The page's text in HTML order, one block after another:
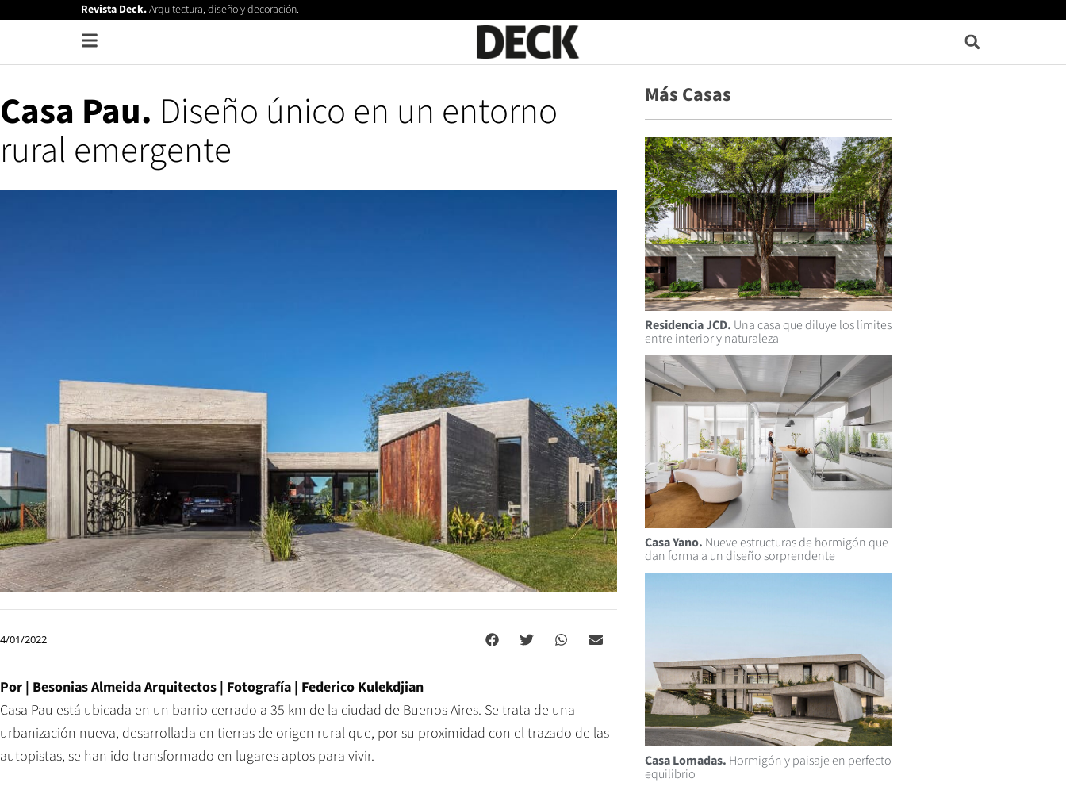
Revista Deck.Arquitectura, diseño y decoración.
Casa Pau. Diseño único en un entorno
rural emergente
4/01/2022
Por | Besonias Almeida Arquitectos | Fotografía | Federico Kulekdjian
Casa Pau está ubicada en un barrio cerrado a 35 km de la ciudad de Buenos Aires. Se trata de una
urbanización nueva, desarrollada en tierras de origen rural que, por su proximidad con el trazado de las
autopistas, se han ido transformado en lugares aptos para vivir.
Más Casas
Residencia JCD. Una casa que diluye los límites
entre interior y naturaleza
Casa Yano. Nueve estructuras de hormigón que
dan forma a un diseño sorprendente
Casa Lomadas. Hormigón y paisaje en perfecto
equilibrio